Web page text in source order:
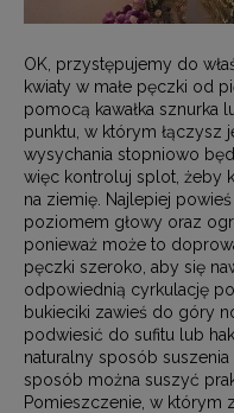
OK, przystępujemy do
kwiaty w małe pęczki od
pomocą kawałka sznurka
punktu, w którym łączysz
wysychania stopniowo
więc kontroluj splot, żeby
na ziemię. Najlepiej
poziomem głowy oraz
ponieważ może to
pęczki szeroko, aby się
odpowiednią cyrkulację
bukieciki zawieś do góry
podwiesić do sufitu lub
naturalny sposób
sposób można suszyć
Pomieszczenie, w którym